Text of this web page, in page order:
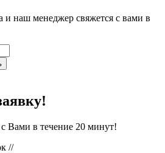
и наш менеджер свяжется с вами в
Вами в течение 20 минут!
//